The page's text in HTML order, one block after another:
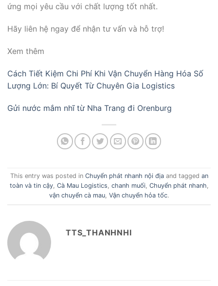
ứng mọi yêu cầu với chất lượng tốt nhất.
Hãy liên hệ ngay để nhận tư vấn và hỗ trợ!
Xem thêm
Cách Tiết Kiệm Chi Phí Khi Vận Chuyển Hàng Hóa Số
Lượng Lớn: Bí Quyết Từ Chuyên Gia Logistics
Gửi nước mắm nhĩ từ Nha Trang đi Orenburg
This entry was posted in Chuyển phát nhanh nội địaand tagged an
toàn và tin cậy, Cà Mau Logistics chanh muối, Chuyển phát nhanh
vận chuyển cà mau, Vận chuyển hỏa tốc.
TTS_THANHNHI